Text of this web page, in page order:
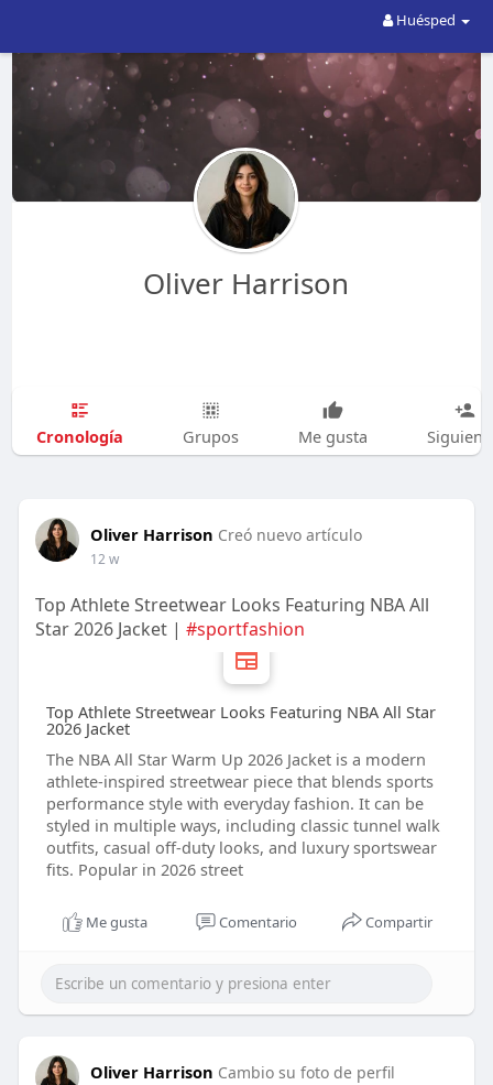
Huésped
Oliver Harrison
Cronología Grupos Me gusta
Oliver Harrison Creó nuevo artículo
12 w
Top Athlete Streetwear Looks Featuring NBA All
Star 2026 Jacket | #sportfashion
Top Athlete Streetwear Looks Featuring NBA All Star
2026 Jacket
The NBA All Star Warm Up 2026 Jacket is a modern
athlete-inspired streetwear piece that blends sports
performance style with everyday fashion. It can be
styled in multiple ways, including classic tunnel walk
outfits, casual off-duty looks, and luxury sportswear
fits. Popular in 2026 street
Me gusta Comentario Compartir
Oliver Harrison Cambio su foto de perfil